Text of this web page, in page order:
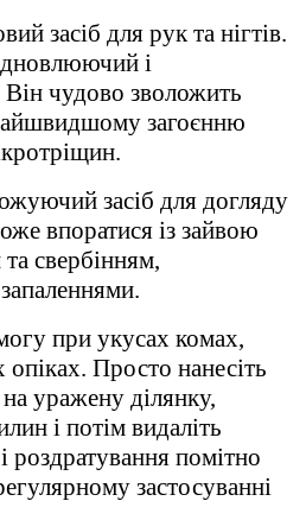
засіб для рук та нігтів.
і
чудово зволожить
загоєнню
засіб для догляду
впоратися із зайвою
свербінням,
при укусах комах,
Просто нанесіть
уражену ділянку,
і потім видаліть
роздратування помітно
застосуванні